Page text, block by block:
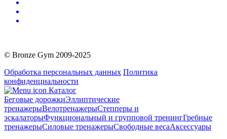
© Bronze Gym 2009-2025
Обработка персональных данных Политика
конфиденциальности
Каталог
Беговые дорожкиЭллиптические
тренажерыВелотренажерыСтепперы и
эскалаторыФункциональный и групповой тренингГребные
тренажерыСиловые тренажерыСвободные весаАксессуары